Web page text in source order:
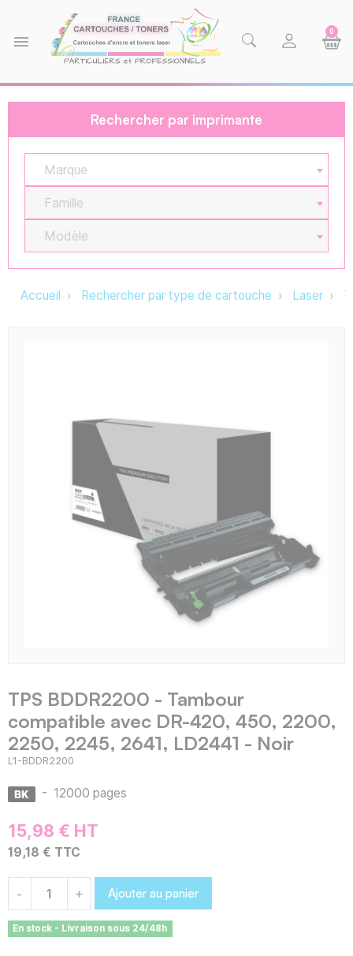
menu
0
Rechercher par imprimante
Marque
Famille
Modèle
Accueil Rechercher par type de cartouche Laser
TPS BDDR2200 - Tambour
compatible avec DR-420, 450, 2200,
2250, 2245, 2641, LD2441 - Noir
L1-BDDR2200
- 12000 pages
15,98 € HT
19,18 € TTC
- + Ajouter au panier
En stock - Livraison sous 24/48h